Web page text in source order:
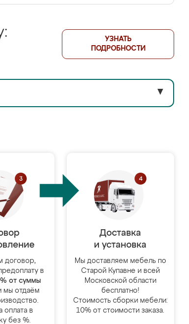
УЗНАТЬ
ПОДРОБНОСТИ
▼
договор,
в
от суммы
мы отдаём
оплата в
без %.
Доставка
и установка
Мы доставляем мебель по
Старой Купавне и всей
Московской области
бесплатно!
Стоимость сборки мебели:
10% от стоимости заказа.